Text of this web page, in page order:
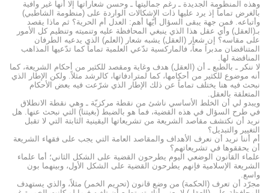
وهذه المنظومة الجديدة ـ رغم جماليتها ـ وحسن شعاراتها إلا أنها غير وافية
بالغرض تماماً إذ يرد عليها ذات الإشكالات الواردة على (منظومة الشاطبي)
وأتباعه. فمن جهة يبقى السؤال أيّها أهم: العدل أم الحرية؟ ثم ماذا يقصد
بـ(العقل) وأي عقل هذا الذي ينبغي المحافظة عليه وتنميته وتنظيم كل الأمور
على مقاسه؟ إن شعار (العقل) يشبه شعار (العلم) الذي يدعيه الطرفان
المتناقضان مدبراً معاً، فالماركسية تدّعي العلمية تماماً كما تدّعيها المذاهب
المناقضة لها.
لا ننكر ـ بالطبع ـ أن (العقل) هدف وغاية ومقصد للكثير من أحكام الشريعة، كما
أنه موضوع للكثير من أحكامها، كما لمترادفاتها، كالرشد مثلاً. ولكن الإطار الذي
نبحث فيه هنا يختلف تماماً عن ذلك الإطار الذي شرّعت فيه بعض الأحكام
المتعلقة بالعقل.
ويبدو لي أن الخلط الأساسي ناشئ من نقطة مركزيّة ـ وهي نقطة الانطلاق
في طرح السؤال في هذه القضية، فما هو بالضبط (بغيتنا) التي نبحث عنها. هل
نريد أن نكتشف مقاصد الشريعة من تشريعاتها اليقينية الثابتة التي لا تقبل
التغيير والتبديل؟
أم أننا نريد أن نعرف الأهداف والمقاصد العامة التي يجب على فقهاء الشريعة
أن يحققوها في تشريعاتهم؟
علماء القانون الوضعي اليوم يطرحون القضية على الشكل الثاني؛ أما علماء
الشريعة الإسلامية فإنهم يطرحون القضية على الشكل الأول، وبينهما بون
واسع.
مجرّد أن تعرف (الحكمة) من وضع قانون (تحريم الخمر) مثلاً، والذي يستهدف